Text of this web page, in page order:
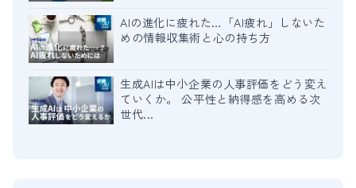
AIの進化に疲れた…「AI疲れ」しないた
めの情報収集術と心の持ち方
生成AIは中小企業の人事評価をどう変え
ていくか。 公平性と納得感を高める次
世代...